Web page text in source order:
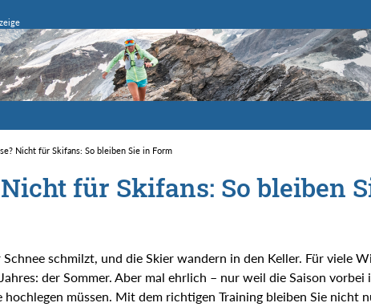
Nicht für Skifans: So bleiben Sie in Form
für Skifans: So bleiben
schmilzt, und die Skier wandern in den Keller. Für viele
der Sommer. Aber mal ehrlich – nur weil die Saison vorbei
hochlegen müssen. Mit dem richtigen Training bleiben Sie nicht